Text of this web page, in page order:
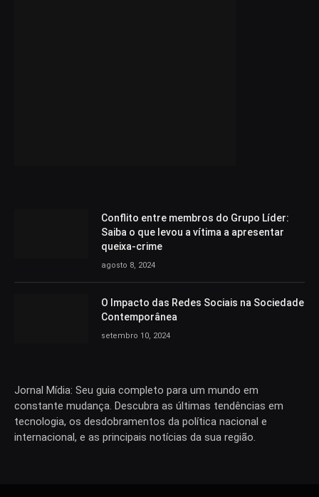
Conflito entre membros do Grupo Líder:
Saiba o que levou a vítima a apresentar
queixa-crime
agosto 8, 2024
O Impacto das Redes Sociais na Sociedade
Contemporânea
setembro 10, 2024
Jornal Mídia: Seu guia completo para um mundo em
constante mudança. Descubra as últimas tendências em
tecnologia, os desdobramentos da política nacional e
internacional, e as principais notícias da sua região.